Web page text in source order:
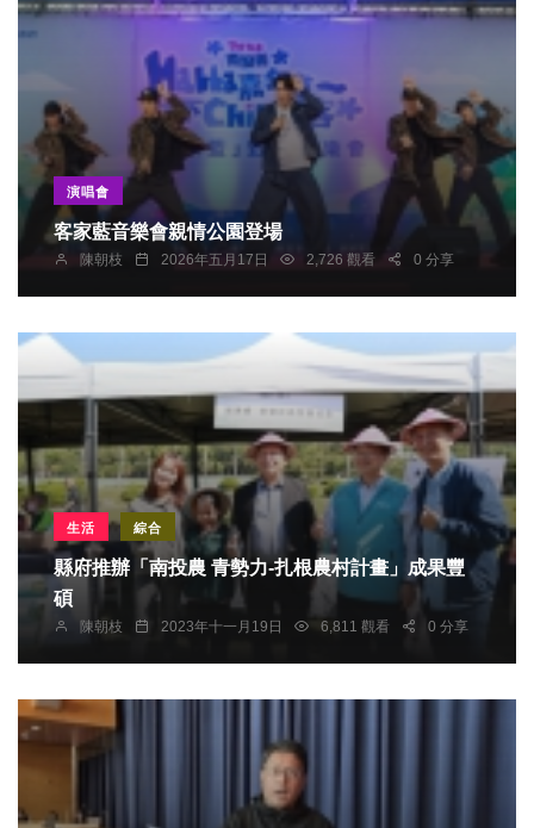
演唱會
客家藍音樂會親情公園登場
陳朝枝 2026年五月17日 2,726 觀看 0 分享
生活 綜合
縣府推辦「南投農 青勢力-扎根農村計畫」成果豐
碩
陳朝枝 2023年十一月19日 6,811 觀看 0 分享